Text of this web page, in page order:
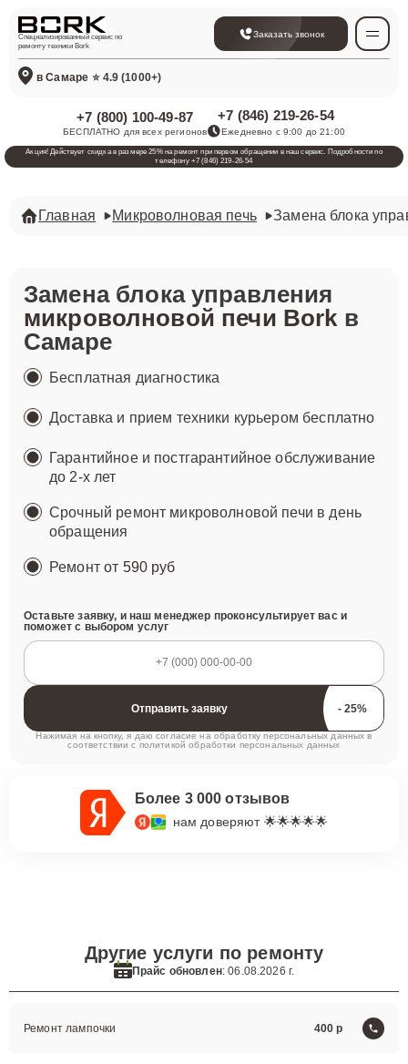
Специализированный сервис по
ремонту техники Bork
Заказать звонок
в Самаре ⭐ 4.9 (1000+)
+7 (800) 100-49-87
БЕСПЛАТНО для всех регионов
+7 (846) 219-26-54
Ежедневно с 9:00 до 21:00
Акция! Действует скидка в размере 25% на ремонт при первом обращении в наш сервис. Подробности по
телефону +7 (846) 219-26-54
Главная Микроволновая печь Замена блока
Замена блока управления
микроволновой печи Borkв
Самаре
Бесплатная диагностика
Доставка и прием техники курьером бесплатно
Гарантийное и постгарантийное обслуживание
до 2-х лет
Срочный ремонт микроволновой печи в день
обращения
Ремонтот 590 руб
Оставьте заявку, и наш менеджер проконсультирует вас и
поможет с выбором услуг
Отправить заявку
Нажимая на кнопку, я даю согласие на обработку персональных данных в
соответствии с политикой обработки персональных данных
Более 3 000 отзывов
нам доверяют 🌟🌟🌟🌟🌟
Другие услуги по ремонту
Прайс обновлен: 06.08.2026 г.
Ремонт лампочки 400